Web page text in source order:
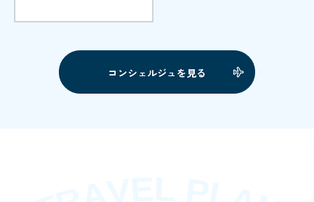
コンシェルジュを見る